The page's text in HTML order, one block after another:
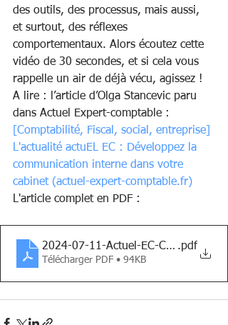
des outils, des processus, mais aussi,
et surtout, des réflexes
comportementaux. Alors écoutez cette
vidéo de 30 secondes, et si cela vous
rappelle un air de déjà vécu, agissez !
A lire : l’article d’Olga Stancevic paru
dans Actuel Expert-comptable :
[Comptabilité, Fiscal, social, entreprise]
L'actualité actuEL EC : Développez la
communication interne dans votre
cabinet (actuel-expert-comptable.fr)
L'article complet en PDF :
2024-07-11-Actuel-EC-Com interne
.pdf
Télécharger PDF • 94KB